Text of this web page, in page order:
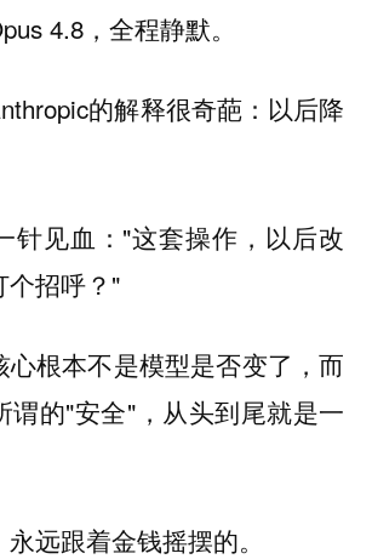
4.8，全程静默。
的解释很奇葩：以后降
针见血："这套操作，以后改
个招呼？"
心根本不是模型是否变了，而
谓的"安全"，从头到尾就是一
远跟着金钱摇摆的。